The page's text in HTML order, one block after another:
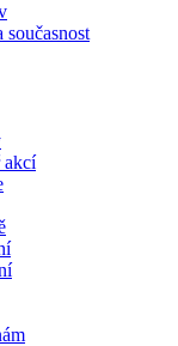
současnost
akcí